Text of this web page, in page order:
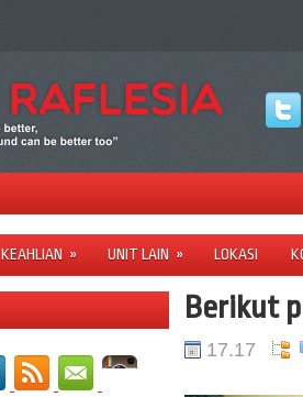
KEAHLIAN » UNIT LAIN » LOKASI
Berikut
17.17